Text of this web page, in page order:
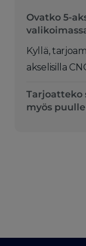
Ovatko 5-
Kyllä,
akselisilla
Tarjoatteko
myös